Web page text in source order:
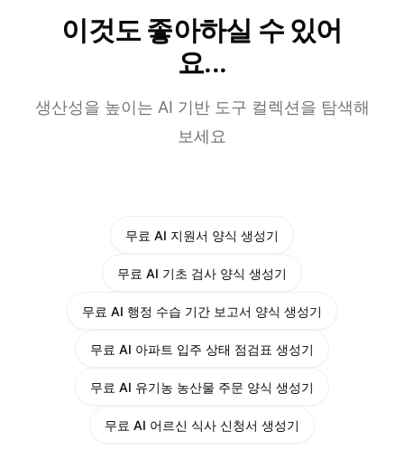
이것도 좋아하실 수 있어
요...
생산성을 높이는 AI 기반 도구 컬렉션을 탐색해
보세요
무료 AI 지원서 양식 생성기
무료 AI 기초 검사 양식 생성기
무료 AI 행정 수습 기간 보고서 양식 생성기
무료 AI 아파트 입주 상태 점검표 생성기
무료 AI 유기농 농산물 주문 양식 생성기
무료 AI 어르신 식사 신청서 생성기